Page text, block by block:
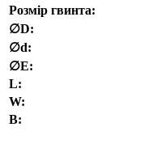
Розмір гвинта:
∅D:
∅d:
∅E:
L:
W:
В: